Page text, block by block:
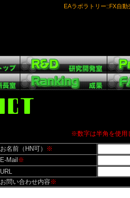
EAラボラトリー::FX自
※数字は半角を使用
お名前（HN可）
※
E-Mail ※
URL
お問い合わせ内容 ※